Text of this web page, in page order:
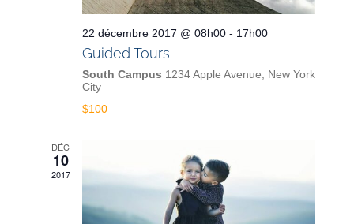
22 décembre 2017 @ 08h00- 17h00
Guided Tours
South Campus 1234 Apple Avenue, New York
City
$100
DÉC
10
2017